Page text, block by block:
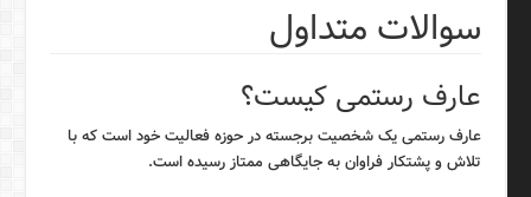
سوالات متداول
عارف رستمی کیست؟
عارف رستمی یک شخصیت برجسته در حوزه فعالیت خود است که با
تلاش و پشتکار فراوان به جایگاهی ممتاز رسیده است.